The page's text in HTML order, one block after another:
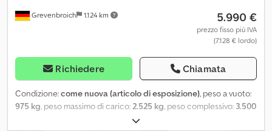
Grevenbroich 1.124 km 5.990 €
prezzo fisso più IVA
(7.128 € lordo)
Richiedere Chiamata
Condizione:come nuova (articolo di esposizione), peso a vuoto:
975 kg, peso massimo di carico:2.525 kg, peso complessivo: 3.500
4.500 mm